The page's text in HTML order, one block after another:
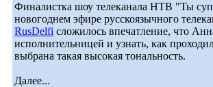
Финалистка шоу телеканала НТВ "Ты
новогоднем эфире русскоязычного
RusDelfi сложилось впечатление, что
исполнительницей и узнать, как
выбрана такая высокая тональность.
Далее...